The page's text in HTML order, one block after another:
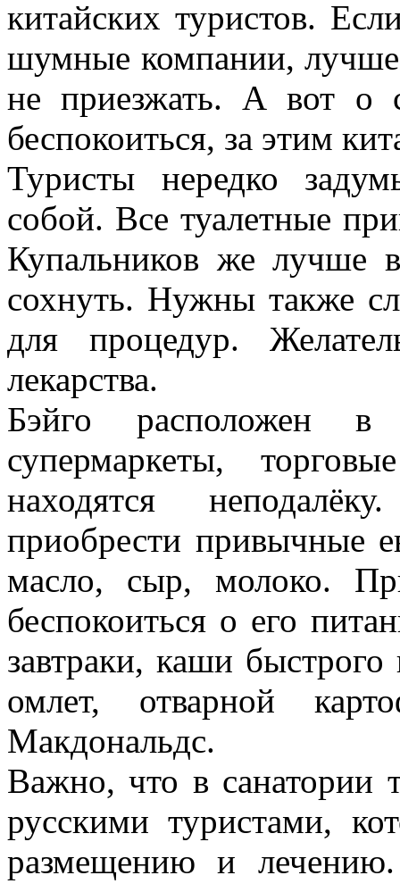
китайских туристов.
шумные компании, лучше
не приезжать. А вот о
беспокоиться, за этим
Туристы нередко
собой. Все туалетные
Купальников же лучше
сохнуть. Нужны также
для процедур.
лекарства.
Бэйго расположен в
супермаркеты,
находятся
приобрести привычные
масло, сыр, молоко.
беспокоиться о его
завтраки, каши быстрого
омлет, отварной
Макдональдс.
Важно, что в санатории
русскими туристами,
размещению и